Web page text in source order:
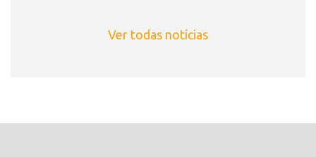
Ver todas notícias